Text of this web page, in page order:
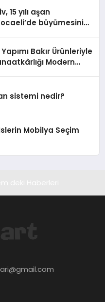
15 yılı aşan
büyümesini
Bakır Ürünleriyle
Modern
sistemi nedir?
Mobilya Seçim